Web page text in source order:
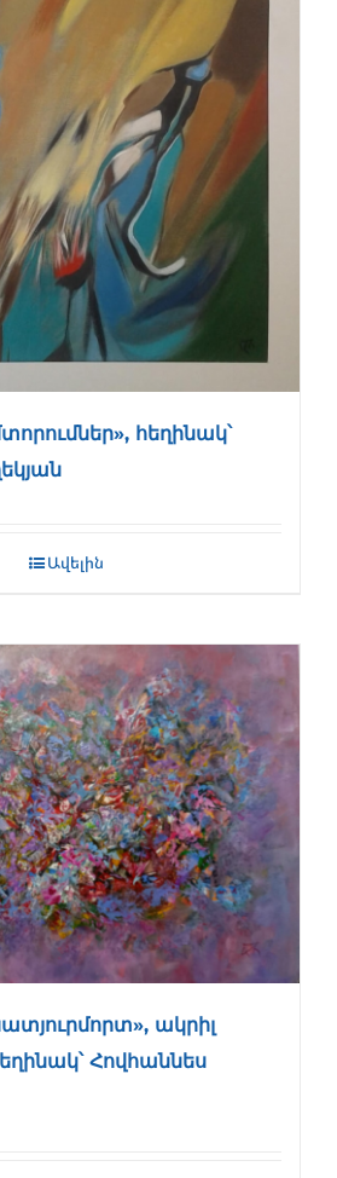
հեղինակ՝
Ավելին
ակրիլ
Հովհաննես